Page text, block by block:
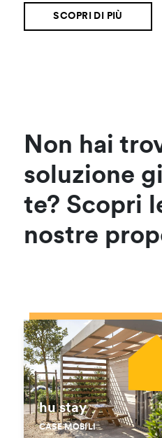
SCOPRI DI PIÙ
Non hai
soluzione
te? Scopri
nostre
hu stay
CASE MOBILI